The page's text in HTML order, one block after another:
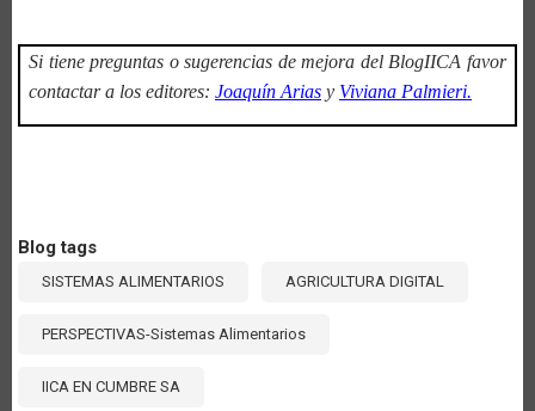
Si tiene preguntas o sugerencias de mejora del BlogIICA favor
contactar a los editores: Joaquín Arias y Viviana Palmieri.
Blog tags
SISTEMAS ALIMENTARIOS AGRICULTURA DIGITAL
PERSPECTIVAS-Sistemas Alimentarios
IICA EN CUMBRE SA